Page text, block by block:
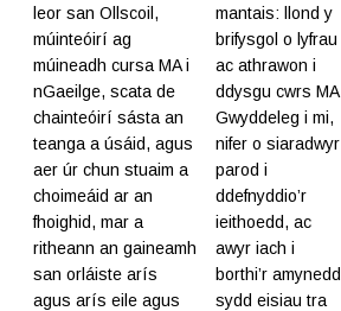
leor san Ollscoil,
múinteóirí ag
múineadh cursa MA i
nGaeilge, scata de
chainteóirí sásta an
teanga a úsáid, agus
aer úr chun stuaim a
choimeáid ar an
fhoighid, mar a
ritheann an gaineamh
san orláiste arís
agus arís eile agus
mantais: llond y
brifysgol o lyfrau
ac athrawon i
ddysgu cwrs MA
Gwyddeleg i mi,
nifer o siaradwyr
parod i
ddefnyddio’r
ieithoedd, ac
awyr iach i
borthi’r amynedd
sydd eisiau tra